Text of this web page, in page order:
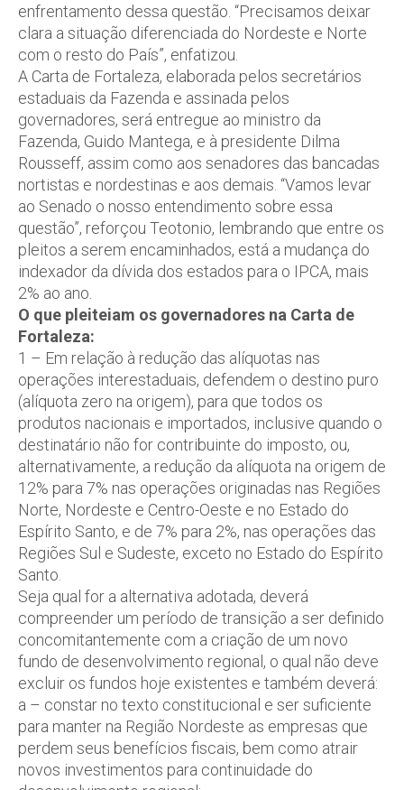
enfrentamento dessa questão. “Precisamos deixar
clara a situação diferenciada do Nordeste e Norte
com o resto do País”, enfatizou.
A Carta de Fortaleza, elaborada pelos secretários
estaduais da Fazenda e assinada pelos
governadores, será entregue ao ministro da
Fazenda, Guido Mantega, e à presidente Dilma
Rousseff, assim como aos senadores das bancadas
nortistas e nordestinas e aos demais. “Vamos levar
ao Senado o nosso entendimento sobre essa
questão”, reforçou Teotonio, lembrando que entre os
pleitos a serem encaminhados, está a mudança do
indexador da dívida dos estados para o IPCA, mais
2% ao ano.
O que pleiteiam os governadores na Carta de
Fortaleza:
1 – Em relação à redução das alíquotas nas
operações interestaduais, defendem o destino puro
(alíquota zero na origem), para que todos os
produtos nacionais e importados, inclusive quando o
destinatário não for contribuinte do imposto, ou,
alternativamente, a redução da alíquota na origem de
12% para 7% nas operações originadas nas Regiões
Norte, Nordeste e Centro-Oeste e no Estado do
Espírito Santo, e de 7% para 2%, nas operações das
Regiões Sul e Sudeste, exceto no Estado do Espírito
Santo.
Seja qual for a alternativa adotada, deverá
compreender um período de transição a ser definido
concomitantemente com a criação de um novo
fundo de desenvolvimento regional, o qual não deve
excluir os fundos hoje existentes e também deverá:
a – constar no texto constitucional e ser suficiente
para manter na Região Nordeste as empresas que
perdem seus benefícios fiscais, bem como atrair
novos investimentos para continuidade do